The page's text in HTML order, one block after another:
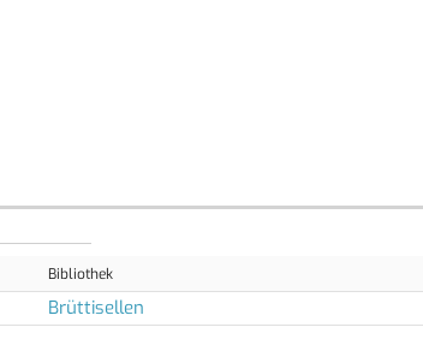
Bibliothek
Brüttisellen